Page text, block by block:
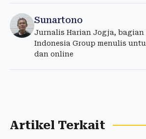
Sunartono
Jurnalis Harian Jogja, bagian
Indonesia Group menulis
dan online
Artikel Terkait